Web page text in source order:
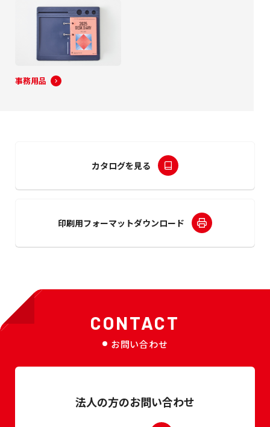
事務用品
カタログを見る
印刷用フォーマットダウンロード
CONTACT
お問い合わせ
法人の方のお問い合わせ